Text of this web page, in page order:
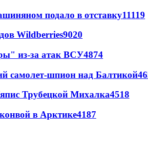
подало в отставку11119
Wildberries9020
из-за атак ВСУ4874
самолет-шпион над Балтикой
Трубецкой Михалка4518
в Арктике4187